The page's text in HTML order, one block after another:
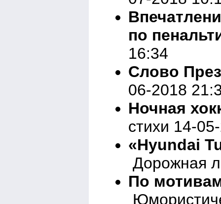
по
16:34
Слово
06-2018
Ночная
стихи 14-
«Hyundai
Дорожная
По